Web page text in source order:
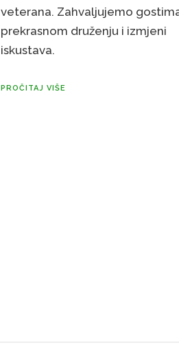
veterana. Zahvaljujemo
prekrasnom druženju i izmjeni
iskustava.
PROČITAJ VIŠE